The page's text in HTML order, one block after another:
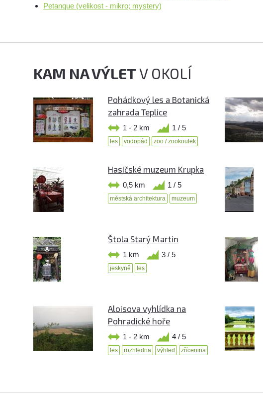
Petanque (velikost - mikro; mystery)
KAM NA VÝLETV OKOLÍ
Pohádkový les a Botanická
zahrada Teplice
1 - 2 km 1 / 5
les vodopád zoo / zookoutek
Hasičské muzeum Krupka
0,5 km 1 / 5
městská architektura muzeum
Štola Starý Martin
1 km 3 / 5
jeskyně les
Aloisova vyhlídka na
Pohradické hoře
1 - 2 km 4 / 5
les rozhledna výhled zřícenina